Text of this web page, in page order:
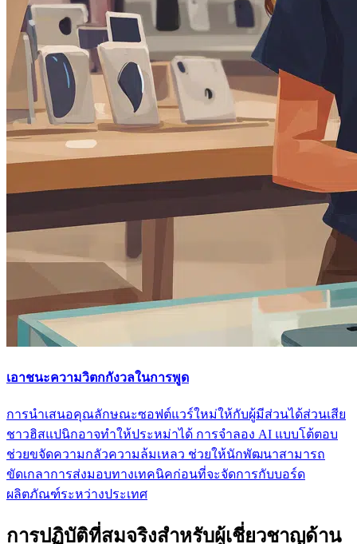
เอาชนะความวิตกกังวลในการพูด
การนําเสนอคุณลักษณะซอฟต์แวร์ใหม่ให้กับผู้มีส่วนได้ส่วนเสีย
ชาวฮิสแปนิกอาจทําให้ประหม่าได้ การจําลอง AI แบบโต้ตอบ
ช่วยขจัดความกลัวความล้มเหลว ช่วยให้นักพัฒนาสามารถ
ขัดเกลาการส่งมอบทางเทคนิคก่อนที่จะจัดการกับบอร์ด
ผลิตภัณฑ์ระหว่างประเทศ
การปฏิบัติที่สมจริงสําหรับผู้เชี่ยวชาญด้าน